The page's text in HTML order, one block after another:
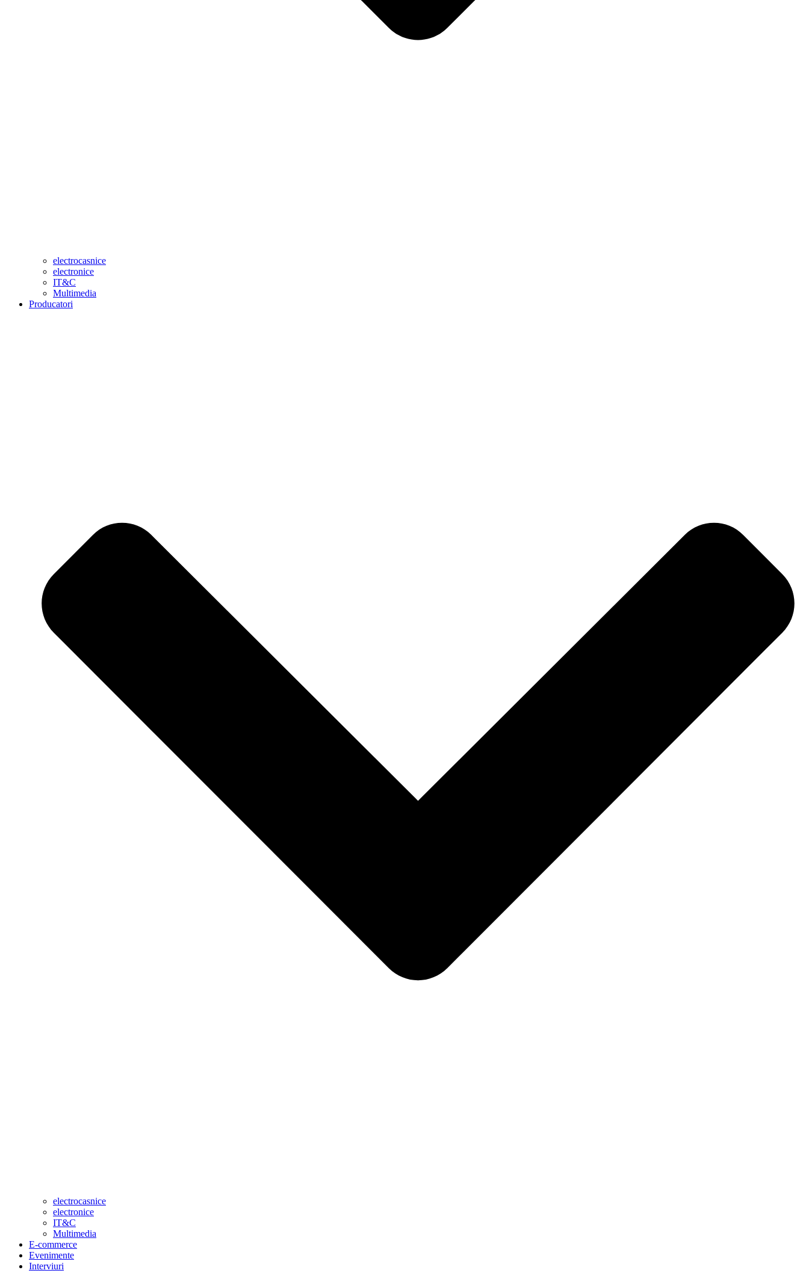
electrocasnice
electronice
IT&C
Multimedia
Producatori
electrocasnice
electronice
IT&C
Multimedia
E-commerce
Evenimente
Interviuri